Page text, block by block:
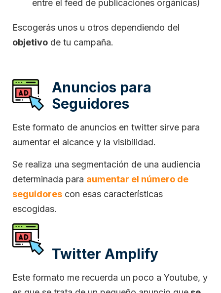
entre el feed de publicaciones orgánicas)
Escogerás unos u otros dependiendo del
objetivo de tu campaña.
Anuncios para
Seguidores
Este formato de anuncios en twitter sirve para
aumentar el alcance y la visibilidad.
Se realiza una segmentación de una audiencia
determinada para aumentar el número de
seguidores con esas características
escogidas.
Twitter Amplify
Este formato me recuerda un poco a Youtube, y